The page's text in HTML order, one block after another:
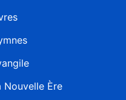
Nouvelle Ère